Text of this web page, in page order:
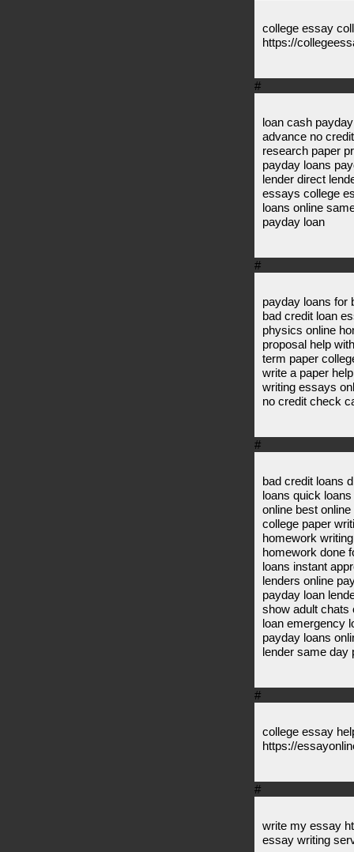
college essay
https://
#
loan cash
advance no
research paper
payday loans
lender direct
essays college
loans online
payday loan
#
payday loans for
bad credit loan
physics online
proposal help
term paper
write a paper
writing essays
no credit check
#
bad credit loans
loans quick
online best
college paper
homework
homework done
loans instant
lenders online
payday loan
show adult chats
loan emergency
payday loans
lender same day
#
college essay
https://
#
write my essay
essay writing